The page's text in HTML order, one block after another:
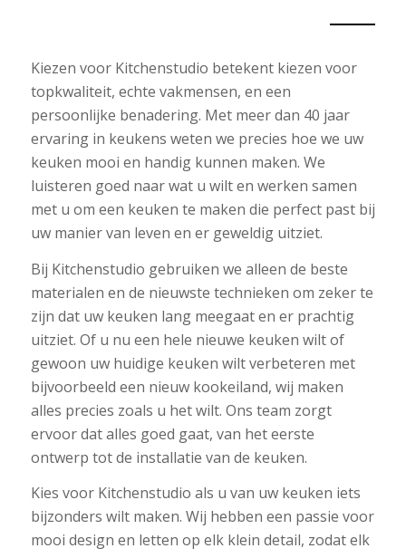
Kiezen voor Kitchenstudio betekent kiezen voor
topkwaliteit, echte vakmensen, en een
persoonlijke benadering. Met meer dan 40 jaar
ervaring in keukens weten we precies hoe we uw
keuken mooi en handig kunnen maken. We
luisteren goed naar wat u wilt en werken samen
met u om een keuken te maken die perfect past bij
uw manier van leven en er geweldig uitziet.
Bij Kitchenstudio gebruiken we alleen de beste
materialen en de nieuwste technieken om zeker te
zijn dat uw keuken lang meegaat en er prachtig
uitziet. Of u nu een hele nieuwe keuken wilt of
gewoon uw huidige keuken wilt verbeteren met
bijvoorbeeld een nieuw kookeiland, wij maken
alles precies zoals u het wilt. Ons team zorgt
ervoor dat alles goed gaat, van het eerste
ontwerp tot de installatie van de keuken.
Kies voor Kitchenstudio als u van uw keuken iets
bijzonders wilt maken. Wij hebben een passie voor
mooi design en letten op elk klein detail, zodat elk